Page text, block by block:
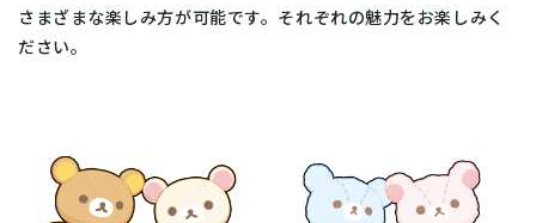
さまざまな楽しみ方が可能です。それぞれの魅力をお楽しみく
ださい。